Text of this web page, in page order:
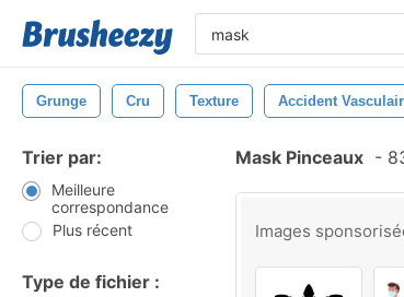
Grunge Cru Texture Accident
Trier par:
Meilleure
correspondance
Plus récent
Type de fichier :
Mask Pinceaux -
Images